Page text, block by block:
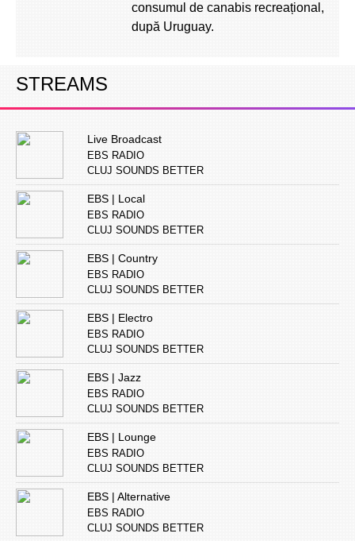
consumul de canabis recreațional,
după Uruguay.
STREAMS
Live Broadcast
EBS RADIO
CLUJ SOUNDS BETTER
EBS | Local
EBS RADIO
CLUJ SOUNDS BETTER
EBS | Country
EBS RADIO
CLUJ SOUNDS BETTER
EBS | Electro
EBS RADIO
CLUJ SOUNDS BETTER
EBS | Jazz
EBS RADIO
CLUJ SOUNDS BETTER
EBS | Lounge
EBS RADIO
CLUJ SOUNDS BETTER
EBS | Alternative
EBS RADIO
CLUJ SOUNDS BETTER